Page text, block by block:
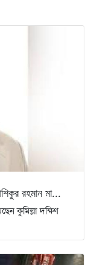
রহমান মা...
কুমিল্লা দক্ষিণ